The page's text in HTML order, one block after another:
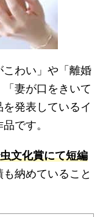
こわい」や「離婚
妻が口をきいて
発表しているイ
です。
文化賞にて短編
納めていること